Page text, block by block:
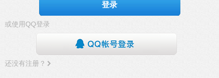
登录
或使用QQ登录
还没有注册？